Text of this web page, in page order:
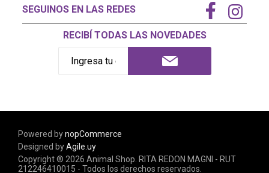
SEGUINOS EN LAS REDES
RECIBÍ TODAS LAS NOVEDADES
Powered bynopCommerce
Designed byAgile.uy
Copyright ® 2026 Animal Shop. RITA REDON MAGNI - RUT
212246410015 - Todos los derechos reservados.